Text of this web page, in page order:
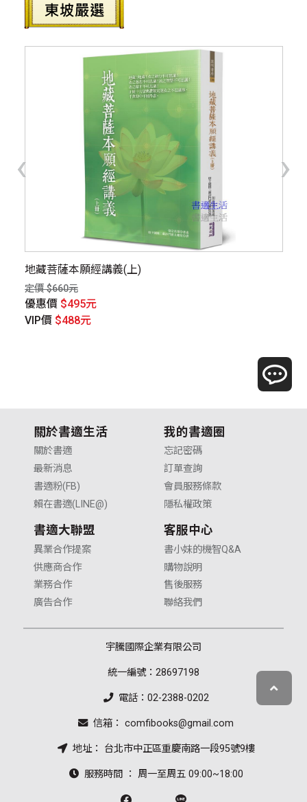
地藏菩薩本願經講義(上)
定價 $660元
優惠價 $495元
VIP價 $488元
‹ ›
關於書適生活
關於書適
最新消息
書適粉(FB)
賴在書適(LINE@)
我的書適圈
忘記密碼
訂單查詢
會員服務條款
隱私權政策
書適大聯盟
異業合作提案
供應商合作
業務合作
廣告合作
客服中心
書小妹的機智Q&A
購物說明
售後服務
聯絡我們
宇騰國際企業有限公司
統一編號：28697198
電話：02-2388-0202
信箱： comfibooks@gmail.com
地址： 台北市中正區重慶南路一段95號9樓
服務時間 ： 周一至周五 09:00~18:00